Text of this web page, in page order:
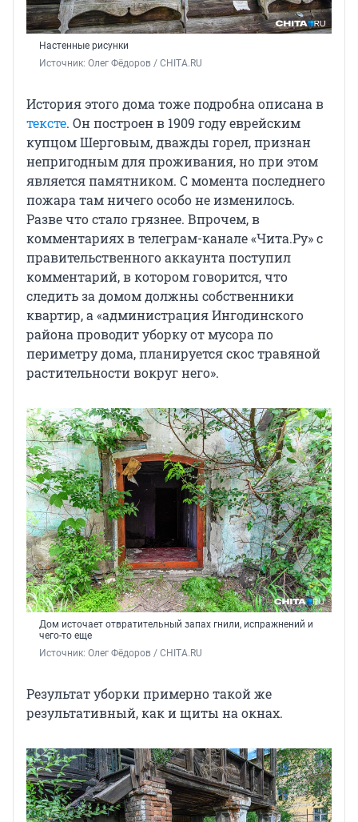
Настенные рисунки
Источник: Олег Фёдоров / CHITA.RU
История этого дома тоже подробна описана в
тексте. Он построен в 1909 году еврейским
купцом Шерговым, дважды горел, признан
непригодным для проживания, но при этом
является памятником. С момента последнего
пожара там ничего особо не изменилось.
Разве что стало грязнее. Впрочем, в
комментариях в телеграм-канале «Чита.Ру» с
правительственного аккаунта поступил
комментарий, в котором говорится, что
следить за домом должны собственники
квартир, а «администрация Ингодинского
района проводит уборку от мусора по
периметру дома, планируется скос травяной
растительности вокруг него».
Дом источает отвратительный запах гнили, испражнений и
чего-то еще
Источник: Олег Фёдоров / CHITA.RU
Результат уборки примерно такой же
результативный, как и щиты на окнах.